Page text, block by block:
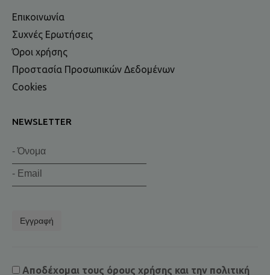
Επικοινωνία
Συχνές Ερωτήσεις
Όροι χρήσης
Προστασία Προσωπικών Δεδομένων
Cookies
NEWSLETTER
Εγγραφή
Αποδέχομαι τους όρους χρήσης και την πολιτική